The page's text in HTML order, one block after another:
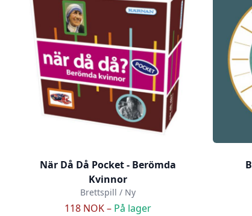
När Då Då Pocket - Berömda
Kvinnor
Brettspill / Ny
118 NOK – På lager